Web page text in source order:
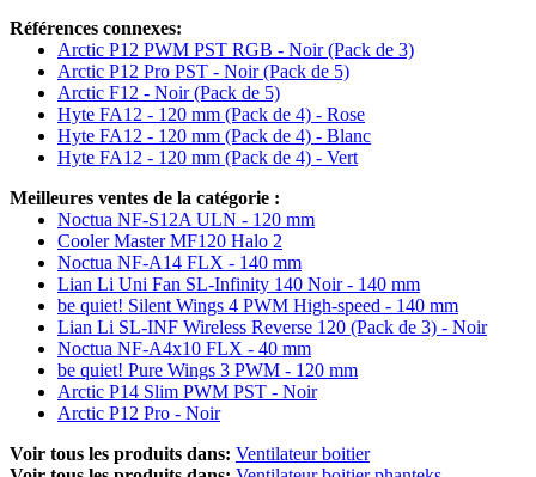
Références connexes:
Arctic P12 PWM PST RGB - Noir (Pack de 3)
Arctic P12 Pro PST - Noir (Pack de 5)
Arctic F12 - Noir (Pack de 5)
Hyte FA12 - 120 mm (Pack de 4) - Rose
Hyte FA12 - 120 mm (Pack de 4) - Blanc
Hyte FA12 - 120 mm (Pack de 4) - Vert
Meilleures ventes de la catégorie :
Noctua NF-S12A ULN - 120 mm
Cooler Master MF120 Halo 2
Noctua NF-A14 FLX - 140 mm
Lian Li Uni Fan SL-Infinity 140 Noir - 140 mm
be quiet! Silent Wings 4 PWM High-speed - 140 mm
Lian Li SL-INF Wireless Reverse 120 (Pack de 3) - Noir
Noctua NF-A4x10 FLX - 40 mm
be quiet! Pure Wings 3 PWM - 120 mm
Arctic P14 Slim PWM PST - Noir
Arctic P12 Pro - Noir
Voir tous les produits dans: Ventilateur boitier